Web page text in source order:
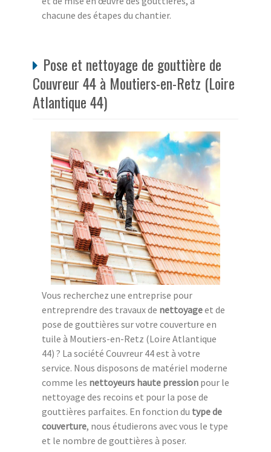
chacune des étapes du chantier.
Pose et nettoyage de gouttière de
Couvreur 44 à Moutiers-en-Retz (Loire
Atlantique 44)
Vous recherchez une entreprise pour
entreprendre des travaux de nettoyageet de
pose de gouttières sur votre couverture en
tuile à Moutiers-en-Retz (Loire Atlantique
44) ? La société Couvreur 44 est à votre
service. Nous disposons de matériel moderne
comme les nettoyeurs haute pression pour le
nettoyage des recoins et pour la pose de
gouttières parfaites. En fonction du type de
couverture, nous étudierons avec vous le type
et le nombre de gouttières à poser.